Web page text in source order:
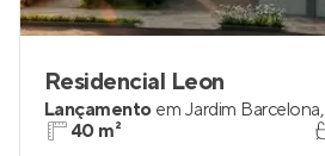
Residencial Leon
Lançamento em Jardim Barcelona,
40 m²